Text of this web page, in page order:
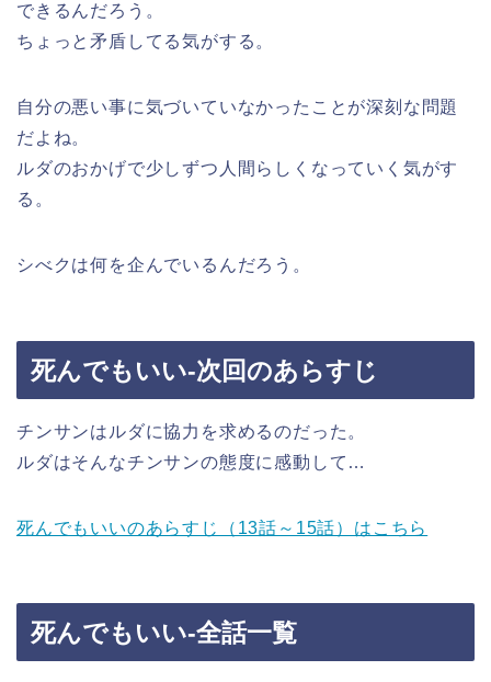
できるんだろう。
ちょっと矛盾してる気がする。
自分の悪い事に気づいていなかったことが深刻な問題
だよね。
ルダのおかげで少しずつ人間らしくなっていく気がす
る。
シべクは何を企んでいるんだろう。
死んでもいい-次回のあらすじ
チンサンはルダに協力を求めるのだった。
ルダはそんなチンサンの態度に感動して…
死んでもいいのあらすじ（13話～15話）はこちら
死んでもいい-全話一覧